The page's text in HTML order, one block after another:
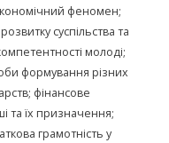
феномен;
суспільства та
молоді;
формування різних
фінансове
та їх призначення;
грамотність у